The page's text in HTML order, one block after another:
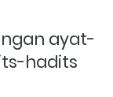
ayat-
hadits